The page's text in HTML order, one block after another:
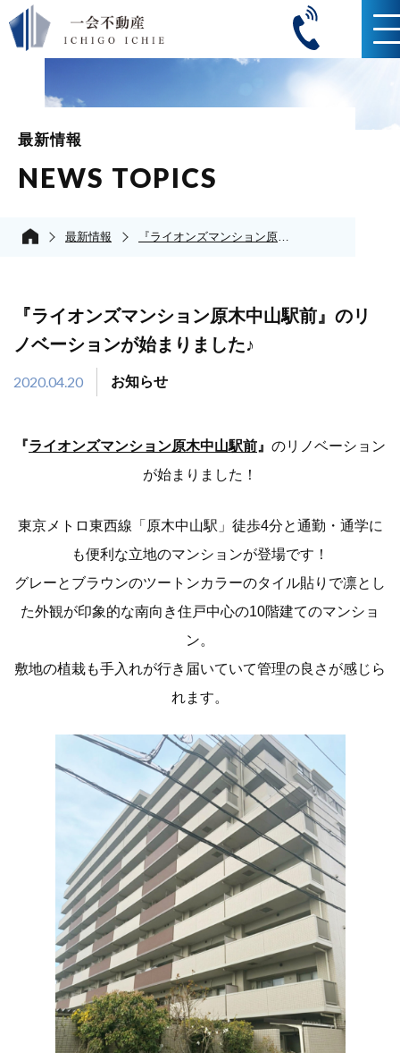
最新情報
NEWS TOPICS
最新情報 『ライオンズマンション原木中山駅前』のリノベーションが始まりました♪
『ライオンズマンション原木中山駅前』のリ
ノベーションが始まりました♪
2020.04.20 お知らせ
『ライオンズマンション原木中山駅前 』 のリノベーション
が始まりました！
東京メトロ東西線「原木中山駅」徒歩4分と通勤・通学に
も便利な立地のマンションが登場です！
グレーとブラウンのツートンカラーのタイル貼りで凛とし
た外観が印象的な南向き住戸中心の10階建てのマンショ
ン。
敷地の植栽も手入れが行き届いていて管理の良さが感じら
れます。